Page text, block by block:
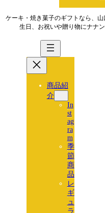
ケーキ・焼き菓子のギフトなら、
生日、お祝いや贈り物にナナ
商品紹
介
In
st
ag
ra
m
季
節
商
品
レ
ギ
ュ
ラ